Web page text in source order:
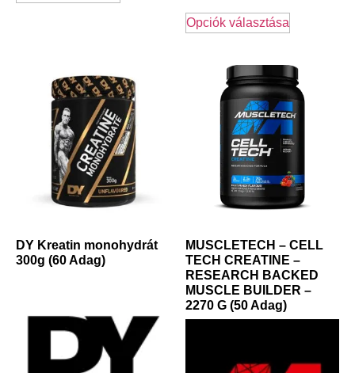
Opciók választása
DY Kreatin monohydrát
300g (60 Adag)
MUSCLETECH – CELL
TECH CREATINE –
RESEARCH BACKED
MUSCLE BUILDER –
2270 G (50 Adag)